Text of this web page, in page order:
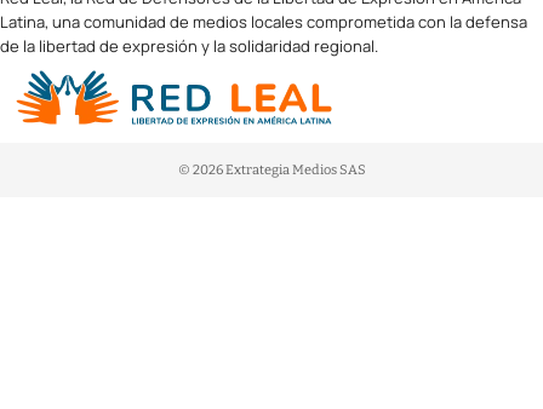
Latina, una comunidad de medios locales comprometida con la defensa
de la libertad de expresión y la solidaridad regional.
© 2026 Extrategia Medios SAS